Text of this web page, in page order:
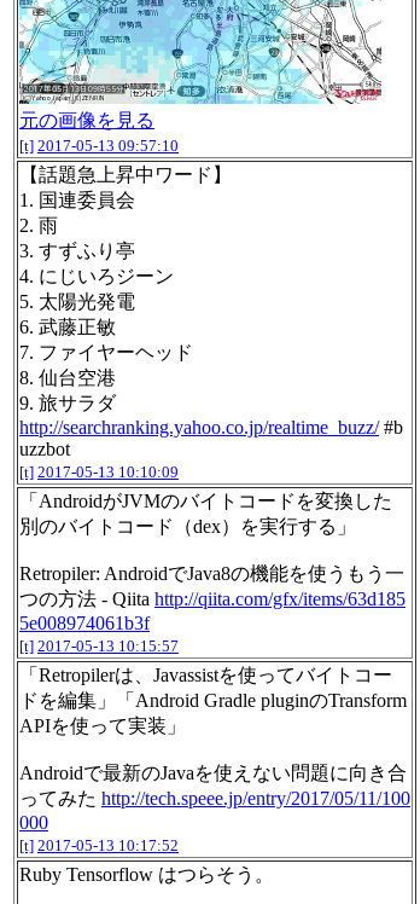
元の画像を見る
[t] 2017-05-13 09:57:10
【話題急上昇中ワード】
1. 国連委員会
2. 雨
3. すずふり亭
4. にじいろジーン
5. 太陽光発電
6. 武藤正敏
7. ファイヤーヘッド
8. 仙台空港
9. 旅サラダ
http://searchranking.yahoo.co.jp/realtime_buzz/#b
uzzbot
[t] 2017-05-13 10:10:09
「AndroidがJVMのバイトコードを変換した
別のバイトコード（dex）を実行する」
Retropiler: AndroidでJava8の機能を使うもう一
つの方法 - Qiita http://qiita.com/gfx/items/63d185
5e008974061b3f
[t] 2017-05-13 10:15:57
「Retropilerは、Javassistを使ってバイトコー
ドを編集」「Android Gradle pluginのTransform
APIを使って実装」
Androidで最新のJavaを使えない問題に向き合
ってみた http://tech.speee.jp/entry/2017/05/11/100
000
[t] 2017-05-13 10:17:52
Ruby Tensorflow はつらそう。